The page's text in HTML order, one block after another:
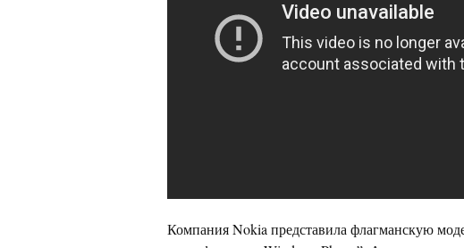
Компания Nokia представила флагманскую